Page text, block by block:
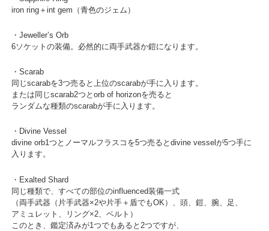
iron ring＋int gem（青色のジェム）
・Jeweller’s Orb
6ソケットの装備。必然的に両手武器か鎧になります。
・Scarab
同じscarabを3つ売ると上位のscarabが手に入ります。
または同じscarab2つとorb of horizonを売ると
ランダムな種類のscarabが手に入ります。
・Divine Vessel
divine orb1つとノーマルフラスコを5つ売るとdivine vesselが5つ手に
入ります。
・Exalted Shard
同じ種類で、すべての部位のinfluenced装備一式
（両手武器（片手武器×2や片手＋盾でもOK）、頭、鎧、腕、足、
アミュレット、リング×2、ベルト）
このとき、鑑定済みが1つでもあると2つですが、